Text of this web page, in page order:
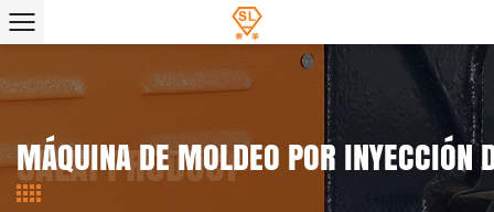
MÁQUINA DE MOLDEO POR INYECCIÓN